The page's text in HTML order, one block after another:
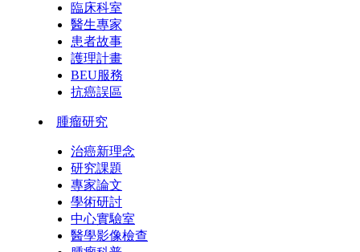
臨床科室
醫生專家
患者故事
護理計畫
BEU服務
抗癌誤區
腫瘤研究
治癌新理念
研究課題
專家論文
學術研討
中心實驗室
醫學影像檢查